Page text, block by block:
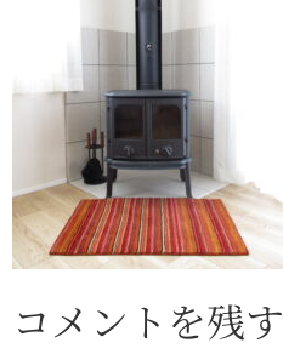
コメントを残す